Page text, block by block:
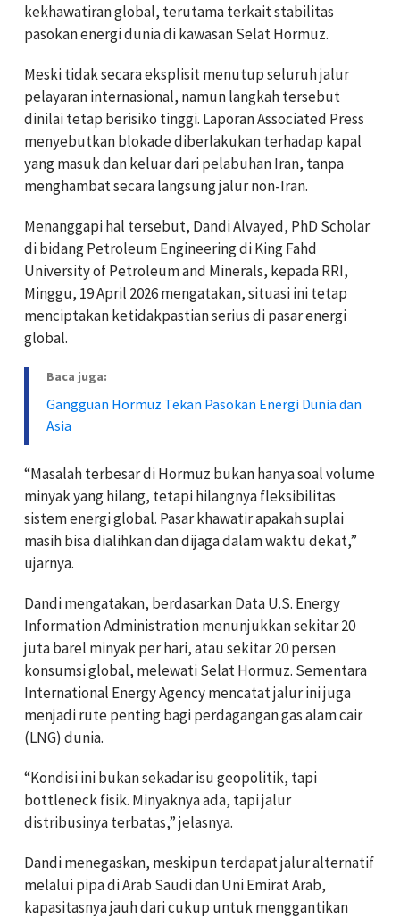
kekhawatiran global, terutama terkait stabilitas
pasokan energi dunia di kawasan Selat Hormuz.
Meski tidak secara eksplisit menutup seluruh jalur
pelayaran internasional, namun langkah tersebut
dinilai tetap berisiko tinggi. Laporan Associated Press
menyebutkan blokade diberlakukan terhadap kapal
yang masuk dan keluar dari pelabuhan Iran, tanpa
menghambat secara langsung jalur non-Iran.
Menanggapi hal tersebut, Dandi Alvayed, PhD Scholar
di bidang Petroleum Engineering di King Fahd
University of Petroleum and Minerals, kepada RRI,
Minggu, 19 April 2026 mengatakan, situasi ini tetap
menciptakan ketidakpastian serius di pasar energi
global.
Baca juga:
Gangguan Hormuz Tekan Pasokan Energi Dunia dan
Asia
“Masalah terbesar di Hormuz bukan hanya soal volume
minyak yang hilang, tetapi hilangnya fleksibilitas
sistem energi global. Pasar khawatir apakah suplai
masih bisa dialihkan dan dijaga dalam waktu dekat,”
ujarnya.
Dandi mengatakan, berdasarkan Data U.S. Energy
Information Administration menunjukkan sekitar 20
juta barel minyak per hari, atau sekitar 20 persen
konsumsi global, melewati Selat Hormuz. Sementara
International Energy Agency mencatat jalur ini juga
menjadi rute penting bagi perdagangan gas alam cair
(LNG) dunia.
“Kondisi ini bukan sekadar isu geopolitik, tapi
bottleneck fisik. Minyaknya ada, tapi jalur
distribusinya terbatas,” jelasnya.
Dandi menegaskan, meskipun terdapat jalur alternatif
melalui pipa di Arab Saudi dan Uni Emirat Arab,
kapasitasnya jauh dari cukup untuk menggantikan